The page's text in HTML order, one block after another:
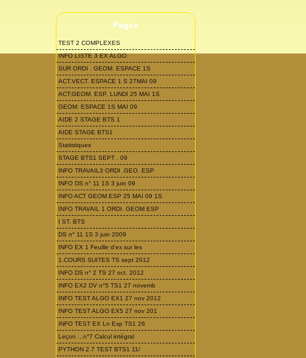
Pages
TEST 2 COMPLEXES
INFO LISTE 3 EX ALGO
SUR ORDI . GEOM. ESPACE 1S
ACT.VECT. ESPACE 1 S 27MAI 09
ACT;GEOM. ESP. LUNDI 25 MAI 1S
GEOM. ESPACE 1S MAI 09
AIDE 2 STAGE BTS 1
AIDE STAGE BTS1
Statistiques
STAGE BTS1 SEPT . 09
INFO TRAVAIL3 ORDI .GEO. ESP
INFO DS n° 11 1S 3 juin 09
INFO ACT GEOM ESP 25 MAI 09 1S
INFO TRAVAIL 1 ORDI. GEOM ESP
I ST. BTS
DS n° 11 1S 3 juin 2009
INFO EX 1 Feuille d'ex sur les
1.COURS SUITES TS sept 2012
INFO DS n° 2 TS 27 oct. 2012
INFO EX2 DV n°5 TS1 27 novemb
INFO TEST ALGO EX1 27 nov 2012
INFO TEST ALGO EX5 27 nov 201
INFO TEST EX Ln Exp TS1 26
Leçon ...n°7 Calcul intégral
PYTHON 2.7 TEST BTS1 11/